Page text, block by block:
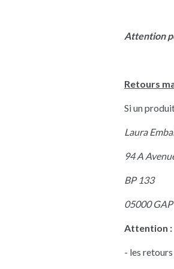
Attention
Retours
Si un
Laura
94 A
BP 133
05000 GAP
Attention :
- les